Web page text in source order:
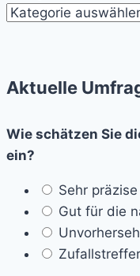
Aktuelle
Wie schätzen Sie
ein?
Sehr
Gut für die
Zufallstreffer